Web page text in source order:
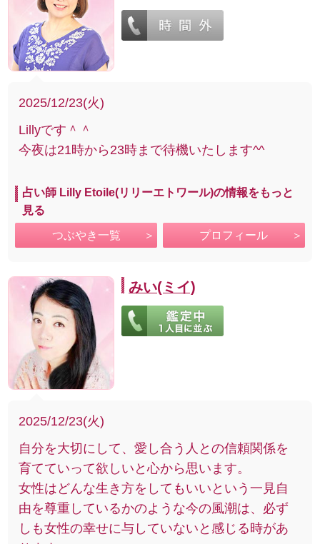
2025/12/23(火)
Lillyです＾＾
今夜は21時から23時まで待機いたします^^
占い師 Lilly Etoile(リリーエトワール)の情報をもっと
見る
つぶやき一覧 プロフィール
みい(ミイ)
2025/12/23(火)
自分を大切にして、愛し合う人との信頼関係を
育てていって欲しいと心から思います。
女性はどんな生き方をしてもいいという一見自
由を尊重しているかのような今の風潮は、必ず
しも女性の幸せに与していないと感じる時があ